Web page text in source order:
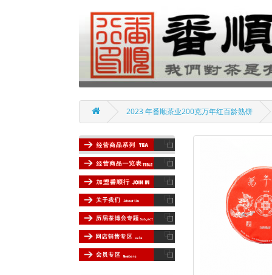
2023 年番顺茶业200克万年红百龄熟饼